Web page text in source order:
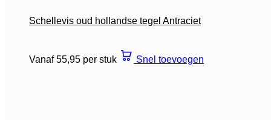
Schellevis oud hollandse tegel Antraciet
Vanaf 55,95 per stuk Snel toevoegen